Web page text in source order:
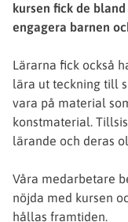
kursen fick de
engagera barnen
Lärarna fick också
lära ut teckning till
vara på material
konstmaterial.
lärande och deras
Våra medarbetare
nöjda med kursen
hållas framtiden.